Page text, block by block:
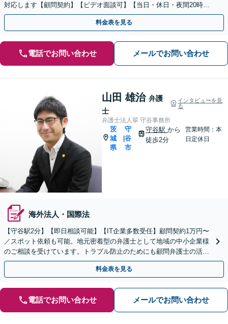
対応します【顧問契約】【ビデオ面談可】【当日・休日・夜間20時ま
でのご相談可】【南守谷駅10分】
料金表を見る
電話でお問い合わせ メールでお問い合わせ
山田 雄治 弁護
士
インタビューを見
る
弁護士法人翠 守谷事務所
茨
城
県
守
谷
市
守谷駅から
徒歩2分
営業時間：本
日定休日
海外法人・国際法
【守谷駅2分】【即日相談可能】【IT企業多数受任】顧問契約1万円〜
／スポット依頼も可能。地元密着型の弁護士として地域の中小企業様
のご相談を受けています。トラブル防止のためにも顧問弁護士の活用
をご検討ください。マンション管理組合顧問経験あり。
料金表を見る
電話でお問い合わせ メールでお問い合わせ